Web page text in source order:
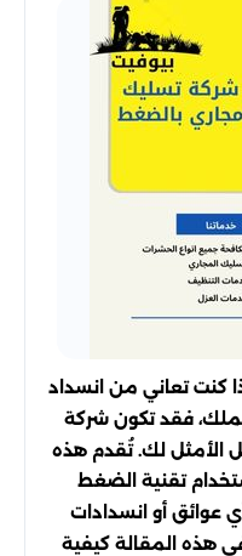
كنت تعاني من انسداد
فقد تكون شركة
الأمثل لك. تُقدم هذه
تقنية الضغط
عوائق أو انسدادات
هذه المقالة كيفية